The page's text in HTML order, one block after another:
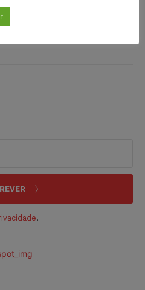
justa causa de empregado que
.